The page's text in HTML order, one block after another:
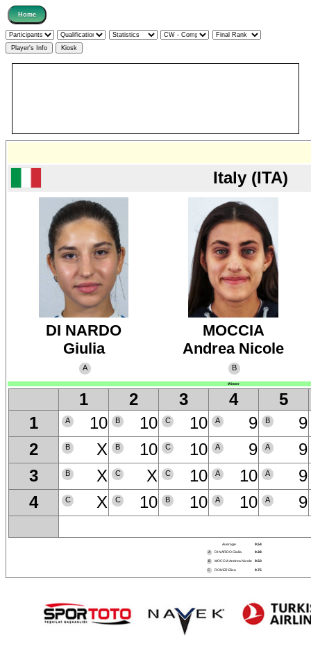
Italy (ITA)
DI NARDO
Giulia
A
MOCCIA
Andrea Nicole
B
Winner
1 2 3 4
5
1
A 10 B 10 C 10 A 9 B
9
2
B X B 10 C 10 A 9 A
9
3
B X C X C 10 A 10 A
9
4
C X C 10 B 10 A 10 A 9
Average 9.54
A DI NARDO Giulia 9.38
B MOCCIA Andrea Nicole 9.50
C RONER Elisa 9.75